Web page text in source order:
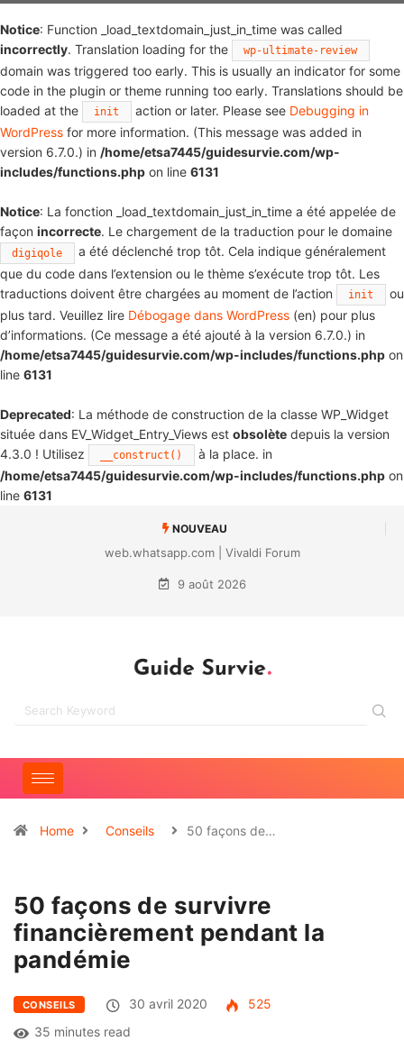
Notice: Function _load_textdomain_just_in_time was called
incorrectly. Translation loading for the wp-ultimate-review
domain was triggered too early. This is usually an indicator for some
code in the plugin or theme running too early. Translations should be
loaded at the
init action or later. Please see Debugging in
WordPress for more information. (This message was added in
version 6.7.0.) in /home/etsa7445/guidesurvie.com/wp-
includes/functions.php on line 6131
Notice: La fonction _load_textdomain_just_in_time a été appelée de
façon incorrecte. Le chargement de la traduction pour le domaine
digiqole
a été déclenché trop tôt. Cela indique généralement
que du code dans l’extension ou le thème s’exécute trop tôt. Les
traductions doivent être chargées au moment de l’action
init
ou
plus tard. Veuillez lire Débogage dans WordPress (en) pour plus
d’informations. (Ce message a été ajouté à la version 6.7.0.) in
/home/etsa7445/guidesurvie.com/wp-includes/functions.php on
line 6131
Deprecated: La méthode de construction de la classe WP_Widget
située dans EV_Widget_Entry_Views est obsolète depuis la version
4.3.0 ! Utilisez
__construct()
à la place. in
/home/etsa7445/guidesurvie.com/wp-includes/functions.php on
line 6131
NOUVEAU
web.whatsapp.com | Vivaldi Forum
9 août 2026
Home Conseils 50 façons de…
50 façons de survivre
financièrement pendant la
pandémie
CONSEILS 30 avril 2020
525
35 minutes read